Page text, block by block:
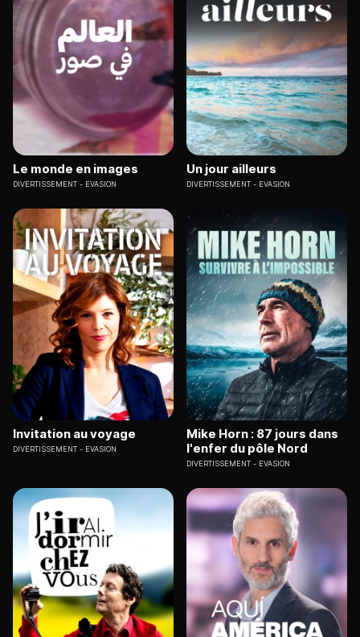
Le monde en images
DIVERTISSEMENT EVASION
Un jour ailleurs
DIVERTISSEMENT EVASION
Invitation au voyage
DIVERTISSEMENT EVASION
Mike Horn : 87 jours dans
l'enfer du pôle Nord
DIVERTISSEMENT EVASION